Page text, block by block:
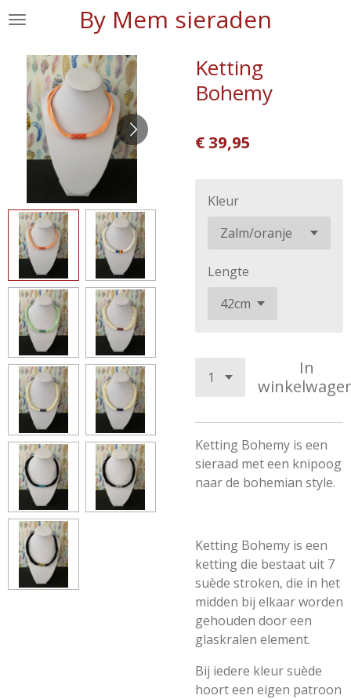
Ga
naar
hoofdinhoud
By Mem sieraden
Ketting
Bohemy
€ 39,95
Kleur
Lengte
In
Ketting Bohemy is een
sieraad met een knipoog
naar de bohemian style.
Ketting Bohemy is een
ketting die bestaat uit 7
suède stroken, die in het
midden bij elkaar worden
gehouden door een
glaskralen element.
Bij iedere kleur suède
hoort een eigen patroon